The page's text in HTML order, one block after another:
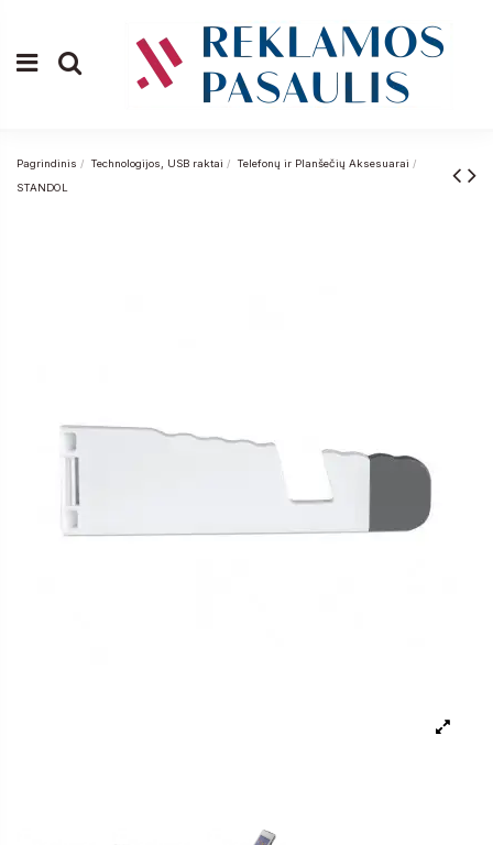
Pagrindinis Technologijos, USB raktai
Telefonų ir Planšečių Aksesuarai
STANDOL